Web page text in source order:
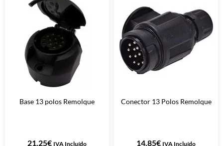
Base 13 polos Remolque
21,25€ IVA Incluído
Conector 13 Polos Remolque
14,85€ IVA Incluído